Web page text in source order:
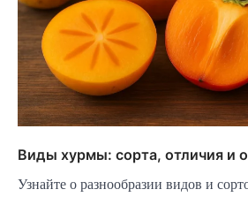
Виды хурмы: сорта, отличия и
Узнайте о разнообразии видов и